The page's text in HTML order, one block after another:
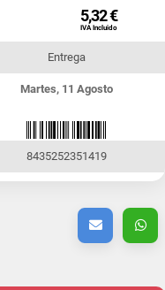
5,32 €
IVA Incluido
Entrega
Martes, 11 Agosto
8435252351419